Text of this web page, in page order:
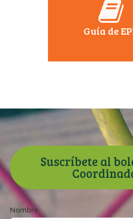
Guía de
Suscríbete al
Nombre